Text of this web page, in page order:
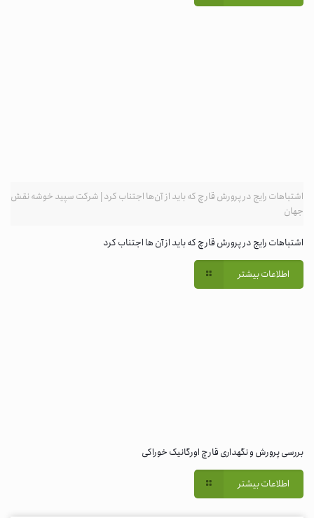
اشتباهات رایج در پرورش قارچ که باید از آن‌ها اجتناب کرد | شرکت سپید خوشه نقش
جهان
اشتباهات رایج در پرورش قارچ که باید از آن ها اجتناب کرد
اطلاعات بیشتر
بررسی پرورش و نگهداری قارچ اورگانیک خوراکی
اطلاعات بیشتر